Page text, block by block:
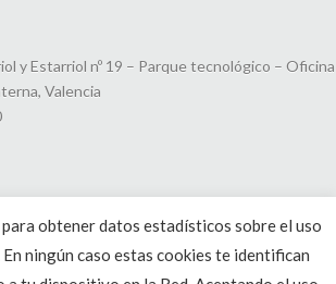
y Estarriol nº 19 – Parque tecnológico – Oficina
Valencia
obtener datos estadísticos sobre el uso
ningún caso estas cookies te identifican